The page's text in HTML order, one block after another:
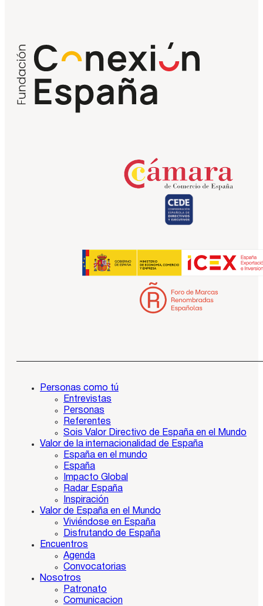
Personas como tú
Entrevistas
Personas
Referentes
Sois Valor Directivo de España en el Mundo
Valor de la internacionalidad de España
España en el mundo
España
Impacto Global
Radar España
Inspiración
Valor de España en el Mundo
Viviéndose en España
Disfrutando de España
Encuentros
Agenda
Convocatorias
Nosotros
Patronato
Comunicacion